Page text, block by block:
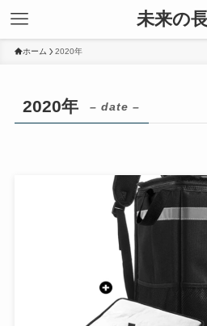
未来の
ホーム 2020年
2020年 – date –